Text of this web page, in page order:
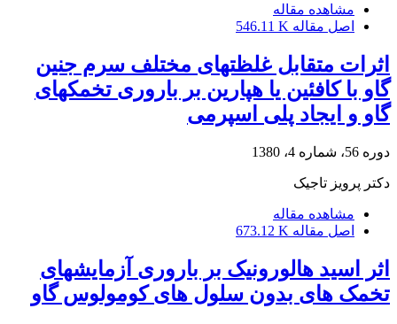
مشاهده مقاله
اصل مقاله 546.11 K
اثرات متقابل غلظتهای مختلف سرم جنین
گاو با کافئین یا هپارین بر باروری تخمکهای
گاو و ایجاد پلی اسپرمی
دوره 56، شماره 4، 1380
دکتر پرویز تاجیک
مشاهده مقاله
اصل مقاله 673.12 K
اثر اسید هالورونیک بر باروری آزمایشهای
تخمک های بدون سلول های کومولوس گاو